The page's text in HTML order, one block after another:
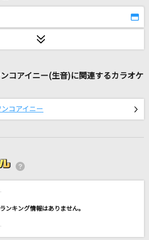
SONG～Midnight Piano Ver
マ
コアイニー(生音)に関連するカラオケ
コアイニー